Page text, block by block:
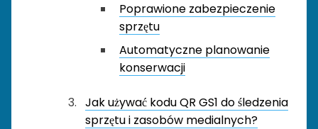
Poprawione zabezpieczenie
sprzętu
Automatyczne planowanie
konserwacji
Jak używać kodu QR GS1 do śledzenia
sprzętu i zasobów medialnych?